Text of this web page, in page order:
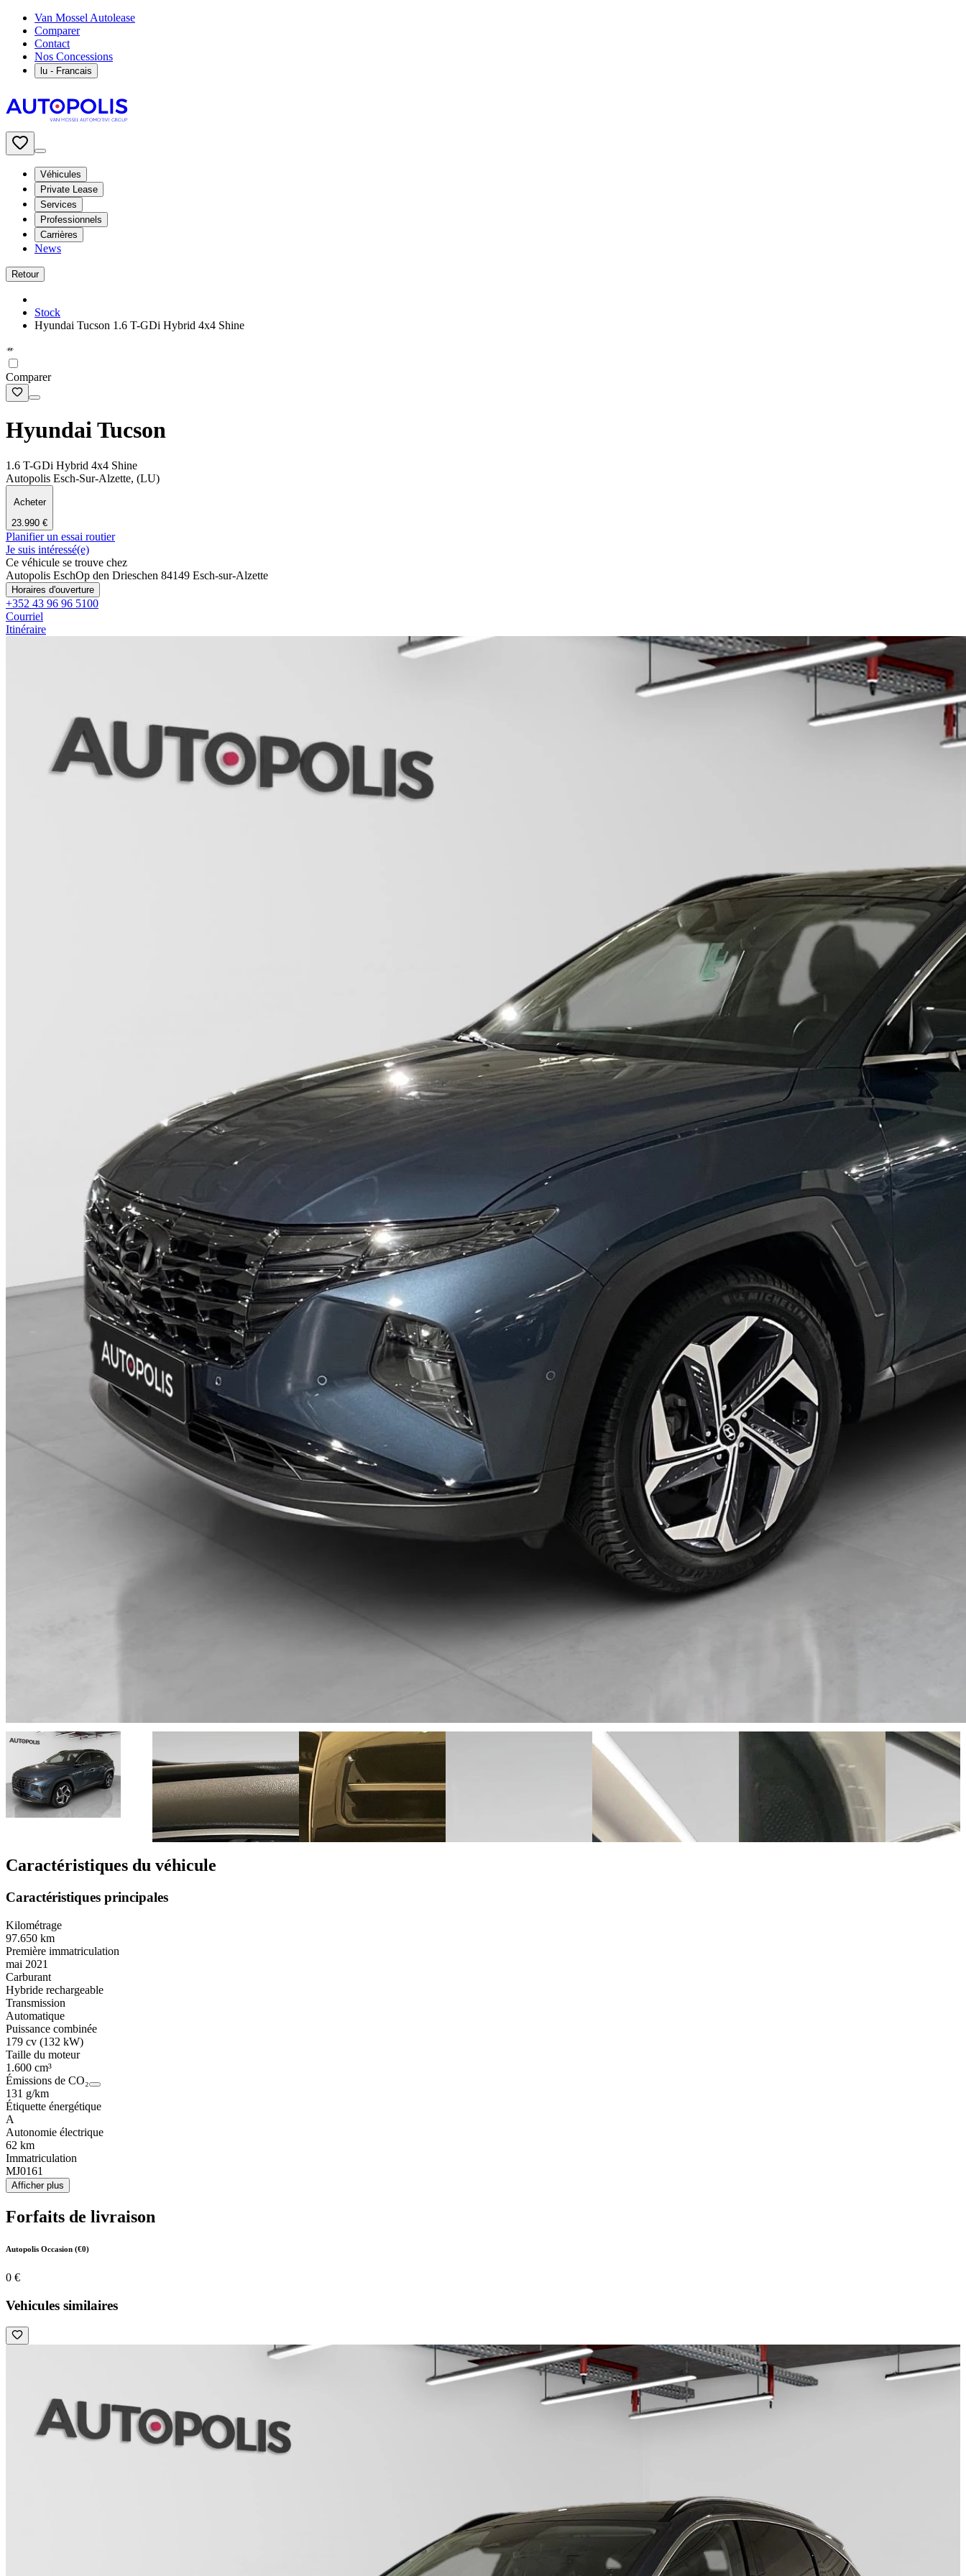
Van Mossel Autolease
Comparer
Contact
Nos Concessions
lu - Francais
Véhicules
Private Lease
Services
Professionnels
Carrières
News
Retour
Stock
Hyundai Tucson 1.6 T-GDi Hybrid 4x4 Shine
Comparer
Hyundai Tucson
1.6 T-GDi Hybrid 4x4 Shine
Autopolis Esch-Sur-Alzette, (LU)
Acheter
23.990 €
Planifier un essai routier
Je suis intéressé(e)
Ce véhicule se trouve chez
Autopolis EschOp den Drieschen 84149 Esch-sur-Alzette
Horaires d'ouverture
+352 43 96 96 5100
Courriel
Itinéraire
Caractéristiques du véhicule
Caractéristiques principales
Kilométrage
97.650 km
Première immatriculation
mai 2021
Carburant
Hybride rechargeable
Transmission
Automatique
Puissance combinée
179 cv (132 kW)
Taille du moteur
1.600 cm³
Émissions de CO₂
131 g/km
Étiquette énergétique
A
Autonomie électrique
62 km
Immatriculation
MJ0161
Afficher plus
Forfaits de livraison
Autopolis Occasion (€0)
0 €
Vehicules similaires